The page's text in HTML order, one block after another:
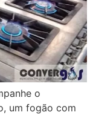
o
um fogão com